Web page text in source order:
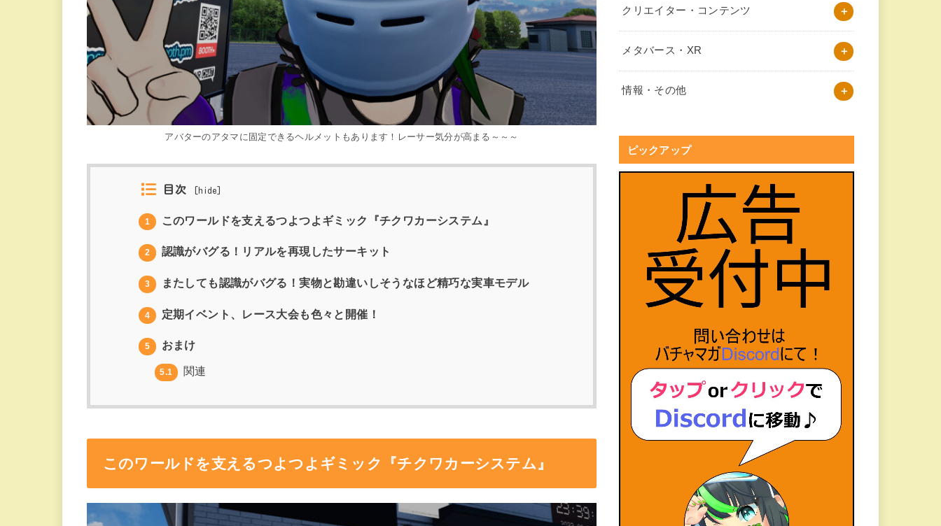
アバターのアタマに固定できるヘルメットもあります！レーサー気分が高まる～～～
目次 [ hide ]
1 このワールドを支えるつよつよギミック『チクワカーシステム』
2 認識がバグる！リアルを再現したサーキット
3 またしても認識がバグる！実物と勘違いしそうなほど精巧な実車モデル
4 定期イベント、レース大会も色々と開催！
5 おまけ
5.1 関連
このワールドを支えるつよつよギミック『チクワカーシステム』
クリエイター・コンテンツ
メタバース・XR
情報・その他
ピックアップ